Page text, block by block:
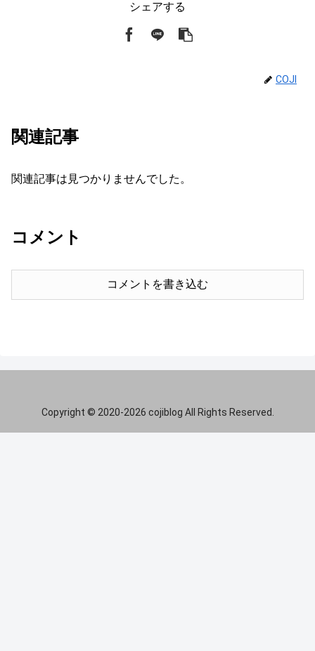
シェアする
COJI
関連記事
関連記事は見つかりませんでした。
コメント
コメントを書き込む
Copyright © 2020-2026 cojiblog All Rights Reserved.